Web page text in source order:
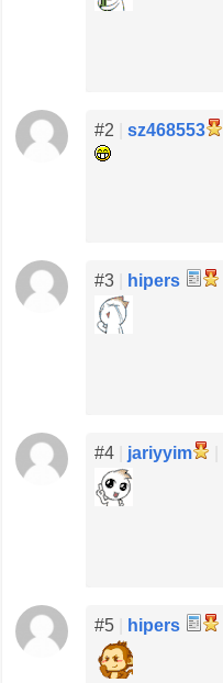
#2 sz468553
#3 hipers
#4 jariyyim
#5 hipers